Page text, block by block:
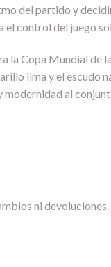
del partido y
control del juego
la Copa Mundial de
lima y el escudo
modernidad al
ni devoluciones.